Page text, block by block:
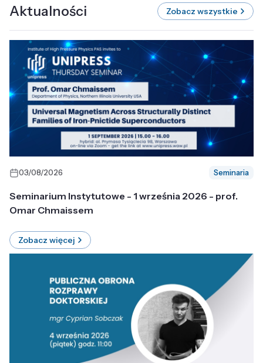
Aktualności Zobacz wszystkie
03/08/2026 Seminaria
Seminarium Instytutowe - 1 września 2026 - prof.
Omar Chmaissem
Zobacz więcej